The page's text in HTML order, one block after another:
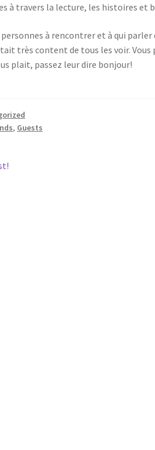
à travers la lecture, les histoires et
à rencontrer et à qui
très content de tous les voir.
plait, passez leur dire bonjour!
, Guests